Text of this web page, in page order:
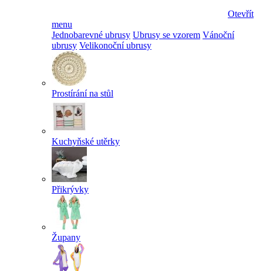
Otevřít
menu
Jednobarevné ubrusy Ubrusy se vzorem Vánoční
ubrusy Velikonoční ubrusy
Prostírání na stůl
Kuchyňské utěrky
Přikrývky
Župany